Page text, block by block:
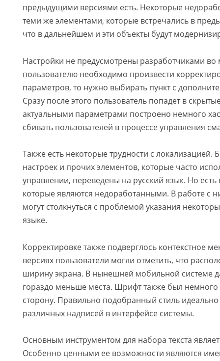
предыдущими версиями есть. Некоторые
теми же элементами, которые встречались в
что в дальнейшем и эти объекты будут
Настройки не предусмотрены разработчиками во
пользователю необходимо произвести
параметров, то нужно выбирать пункт с
Сразу после этого пользователь попадет в
актуальными параметрами построено немного
сбивать пользователей в процессе управления
Также есть некоторые трудности с локализацией.
настроек и прочих элементов, которые часто
управлении, переведены на русский язык. Но
которые являются недоработанными. В работе с
могут столкнуться с проблемой указания
языке.
Корректировке также подверглось контекстное
версиях пользователи могли отметить, что
ширину экрана. В нынешней мобильной системе
гораздо меньше места. Шрифт также был
сторону. Правильно подобранный стиль
различных надписей в интерфейсе системы.
Основным инструментом для набора текста
Особенно ценными ее возможности являются